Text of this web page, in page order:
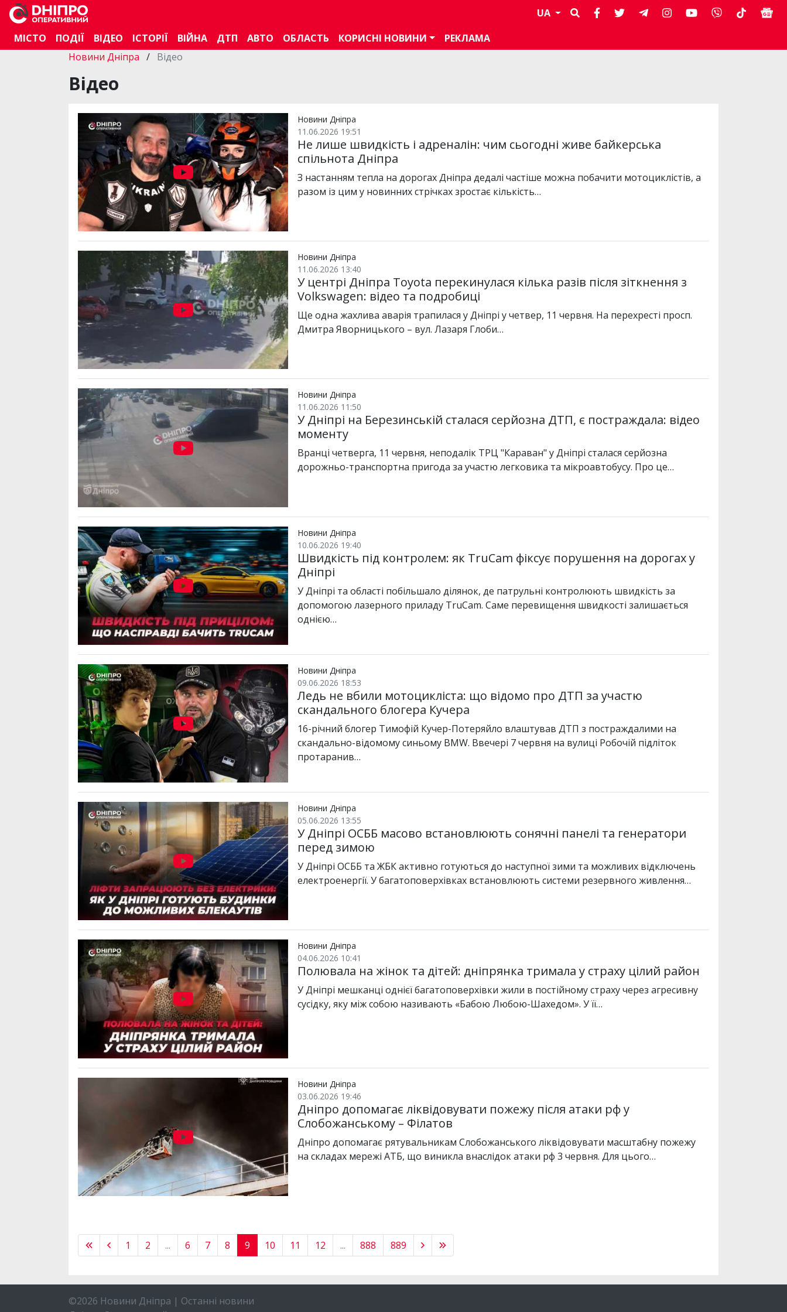
UA
МІСТО
ПОДІЇ ВІДЕО ІСТОРІЇ ВІЙНА ДТП АВТО ОБЛАСТЬ КОРИСНІ НОВИНИ
РЕКЛАМА
Новини Дніпра / Відео
Відео
Новини Дніпра
11.06.2026 19:51
Не лише швидкість і адреналін: чим сьогодні живе байкерська
спільнота Дніпра
З настанням тепла на дорогах Дніпра дедалі частіше можна побачити мотоциклістів, а
разом із цим у новинних стрічках зростає кількість…
Новини Дніпра
11.06.2026 13:40
У центрі Дніпра Toyota перекинулася кілька разів після зіткнення з
Volkswagen: відео та подробиці
Ще одна жахлива аварія трапилася у Дніпрі у четвер, 11 червня. На перехресті просп.
Дмитра Яворницького – вул. Лазаря Глоби…
Новини Дніпра
11.06.2026 11:50
У Дніпрі на Березинській сталася серйозна ДТП, є постраждала: відео
моменту
Вранці четверга, 11 червня, неподалік ТРЦ "Караван" у Дніпрі сталася серйозна
дорожньо-транспортна пригода за участю легковика та мікроавтобусу. Про це…
Новини Дніпра
10.06.2026 19:40
Швидкість під контролем: як TruCam фіксує порушення на дорогах у
Дніпрі
У Дніпрі та області побільшало ділянок, де патрульні контролюють швидкість за
допомогою лазерного приладу TruCam. Саме перевищення швидкості залишається
однією…
Новини Дніпра
09.06.2026 18:53
Ледь не вбили мотоцикліста: що відомо про ДТП за участю
скандального блогера Кучера
16-річний блогер Тимофій Кучер-Потеряйло влаштував ДТП з постраждалими на
скандально-відомому синьому BMW. Ввечері 7 червня на вулиці Робочій підліток
протаранив…
Новини Дніпра
05.06.2026 13:55
У Дніпрі ОСББ масово встановлюють сонячні панелі та генератори
перед зимою
У Дніпрі ОСББ та ЖБК активно готуються до наступної зими та можливих відключень
електроенергії. У багатоповерхівках встановлюють системи резервного живлення…
Новини Дніпра
04.06.2026 10:41
Полювала на жінок та дітей: дніпрянка тримала у страху цілий район
У Дніпрі мешканці однієї багатоповерхівки жили в постійному страху через агресивну
сусідку, яку між собою називають «Бабою Любою-Шахедом». У її…
Новини Дніпра
03.06.2026 19:46
Дніпро допомагає ліквідовувати пожежу після атаки рф у
Слобожанському – Філатов
Дніпро допомагає рятувальникам Слобожанського ліквідовувати масштабну пожежу
на складах мережі АТБ, що виникла внаслідок атаки рф 3 червня. Для цього…
1 2 ... 6 7 8 9 10 11 12 ... 888 889
©2026 Новини Дніпра | Останні новини